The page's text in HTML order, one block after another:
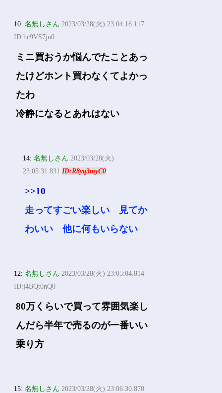
10:名無しさん 2023/03/28(火) 23:04:16.117
ID:hc9VS7ju0
ミニ買おうか悩んでたことあっ
たけどホント買わなくてよかっ
たわ
冷静になるとあれはない
14:名無しさん 2023/03/28(火)
23:05:31.831ID:R8yq3myC0
>>10
走ってすごい楽しい 見てか
わいい 他に何もいらない
12:名無しさん 2023/03/28(火) 23:05:04.814
ID:j4BQt0nQ0
80万くらいで買って雰囲気楽し
んだら半年で売るのが一番いい
乗り方
15:名無しさん 2023/03/28(火) 23:06:30.870